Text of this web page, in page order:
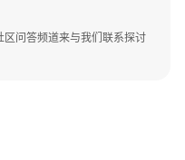
问答频道来与我们联系探讨